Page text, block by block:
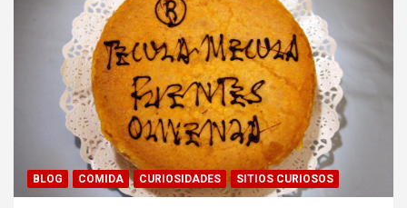
BLOG COMIDA CURIOSIDADES SITIOS CURIOSOS